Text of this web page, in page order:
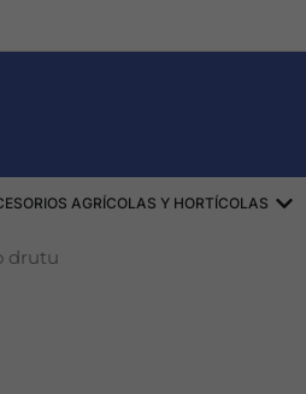
SŁOMY, SIANA,
AGRÍCOLAS Y HORTÍCOLAS
drutu